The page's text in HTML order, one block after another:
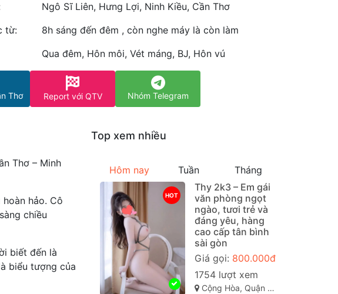
Ngô Sĩ Liên, Hưng Lợi, Ninh Kiều, Cần Thơ
từ:
8h sáng đến đêm , còn nghe máy là còn làm
Qua đêm, Hôn môi, Vét máng, BJ, Hôn vú
Thơ Report với QTV Nhóm Telegram
Thơ – Minh
hảo. Cô
chiều
biết đến là
biểu tượng của
Top xem nhiều
Hôm nay Tuần Tháng
HOT
Thy 2k3 – Em gái
văn phòng ngọt
ngào, tươi trẻ và
đáng yêu, hàng
cao cấp tân bình
sài gòn
Giá gọi: 800.000đ
1754 lượt xem
Cộng Hòa, Quận Tân Bình Sài Gòn ( TP. Hồ Chí Minh )